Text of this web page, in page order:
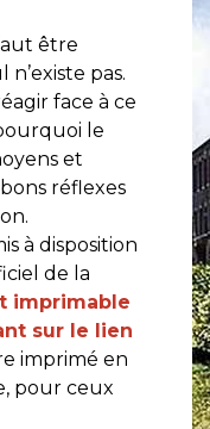
être
pas.
face à ce
le
et
réflexes
à disposition
de la
imprimable
sur le lien
imprimé en
pour ceux